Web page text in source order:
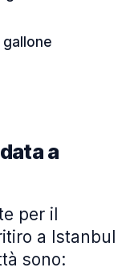
gallone
a
per il
a Istanbul
sono: